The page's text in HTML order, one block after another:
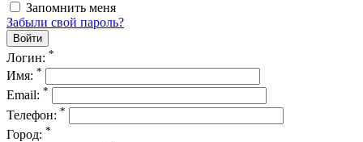
Запомнить меня
Забыли свой пароль?
Логин: *
Имя: *
Email: *
Телефон: *
Город: *